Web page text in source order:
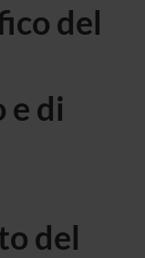
del
e di
del